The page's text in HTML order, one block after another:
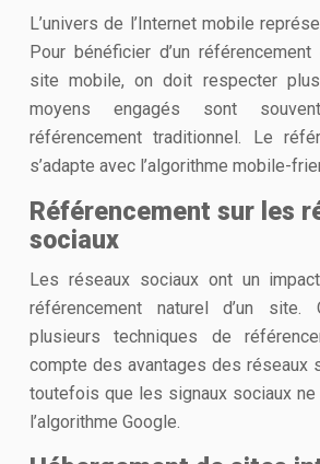
L’univers de l’Internet mobile
Pour bénéficier d’un
site mobile, on doit respecter
moyens engagés sont
référencement traditionnel. Le
s’adapte avec l’algorithme mobile-
Référencement sur les
sociaux
Les réseaux sociaux ont un
référencement naturel d’un site.
plusieurs techniques de
compte des avantages des réseaux
toutefois que les signaux sociaux
l’algorithme Google.